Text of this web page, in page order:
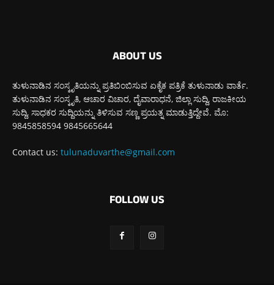
ABOUT US
ತುಳುನಾಡಿನ ಸಂಸ್ಕೃತಿಯನ್ನು ಪ್ರತಿಬಿಂಬಿಸುವ ಏಕೈಕ ಪತ್ರಿಕೆ ತುಳುನಾಡು ವಾರ್ತೆ.
ತುಳುನಾಡಿನ ಸಂಸ್ಕೃತಿ, ಆಚಾರ ವಿಚಾರ, ದೈವಾರಾಧನೆ, ಜಿಲ್ಲಾ ಸುದ್ದಿ, ರಾಜಕೀಯ
ಸುದ್ದಿ, ಸಾಧಕರ ಸುದ್ದಿಯನ್ನು ತಿಳಿಸುವ ಸಣ್ಣ ಪ್ರಯತ್ನ ಮಾಡುತ್ತಿದ್ದೇವೆ. ಮೊ:
9845858594 9845665644
Contact us: tulunaduvarthe@gmail.com
FOLLOW US